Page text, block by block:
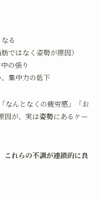
る
ではなく姿勢が原因）
の張り
集中力の低下
なんとなくの疲労感」「お
因が、実は姿勢にあるケー
これらの不調が連鎖的に良